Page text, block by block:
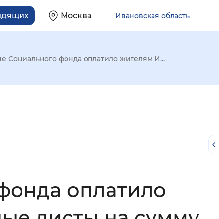
Москва Ивановская область
Социального фонда оплатило жителям И...
оплатило